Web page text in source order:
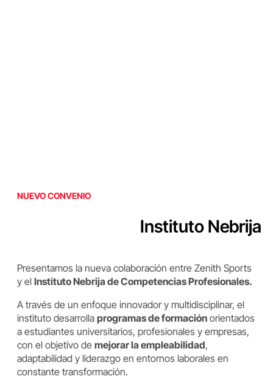
NUEVO CONVENIO
Instituto Nebrija
Presentamos la nueva colaboración entre Zenith Sports
y el Instituto Nebrija de Competencias Profesionales.
A través de un enfoque innovador y multidisciplinar, el
instituto desarrolla programas de formación orientados
a estudiantes universitarios, profesionales y empresas,
con el objetivo de mejorar la empleabilidad,
adaptabilidad y liderazgo en entornos laborales en
constante transformación.